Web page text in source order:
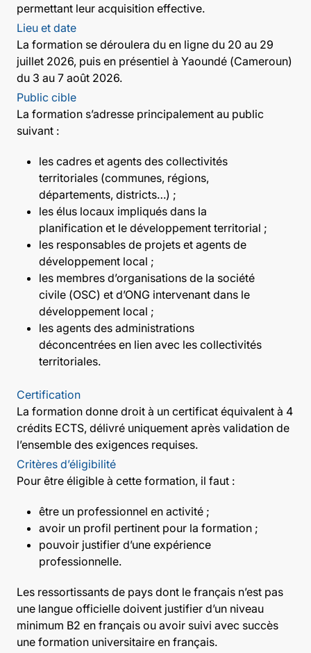
permettant leur acquisition effective.
Lieu et date
La formation se déroulera du en ligne du 20 au 29
juillet 2026, puis en présentiel à Yaoundé (Cameroun)
du 3 au 7 août 2026.
Public cible
La formation s’adresse principalement au public
suivant :
les cadres et agents des collectivités
territoriales (communes, régions,
départements, districts…) ;
les élus locaux impliqués dans la
planification et le développement territorial ;
les responsables de projets et agents de
développement local ;
les membres d’organisations de la société
civile (OSC) et d’ONG intervenant dans le
développement local ;
les agents des administrations
déconcentrées en lien avec les collectivités
territoriales.
Certification
La formation donne droit à un certificat équivalent à 4
crédits ECTS, délivré uniquement après validation de
l’ensemble des exigences requises.
Critères d’éligibilité
Pour être éligible à cette formation, il faut :
être un professionnel en activité ;
avoir un profil pertinent pour la formation ;
pouvoir justifier d’une expérience
professionnelle.
Les ressortissants de pays dont le français n’est pas
une langue officielle doivent justifier d’un niveau
minimum B2 en français ou avoir suivi avec succès
une formation universitaire en français.